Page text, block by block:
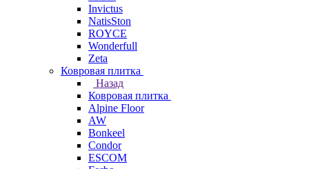
Invictus
NatisSton
ROYCE
Wonderfull
Zeta
Ковровая плитка
Назад
Ковровая плитка
Alpine Floor
AW
Bonkeel
Condor
ESCOM